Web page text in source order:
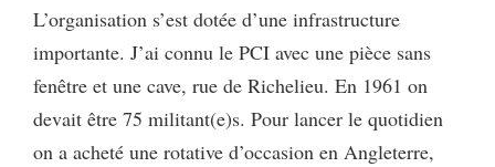
L’organisation s’est dotée d’une infrastructure
importante. J’ai connu le PCI avec une pièce sans
fenêtre et une cave, rue de Richelieu. En 1961 on
devait être 75 militant(e)s. Pour lancer le quotidien
on a acheté une rotative d’occasion en Angleterre,